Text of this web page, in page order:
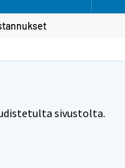
sivustolta.